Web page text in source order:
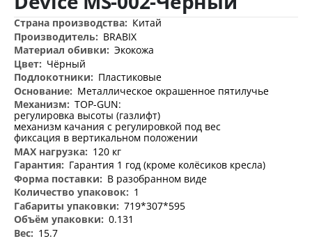
Дополнительная
информация
Китай
BRABIX
Экокожа
Чёрный
Пластиковые
Металлическое окрашенное пятилучье
TOP-GUN:
регулировка высоты (газлифт)
механизм качания с регулировкой под вес
фиксация в вертикальном положении
120 кг
Гарантия 1 год (кроме колёсиков кресла)
В разобранном виде
1
719*307*595
0.131
15.7